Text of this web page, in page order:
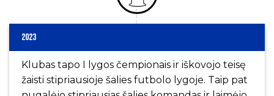
2023
Klubas tapo I lygos čempionais ir iškovojo teisę
žaisti stipriausioje šalies futbolo lygoje. Taip pat